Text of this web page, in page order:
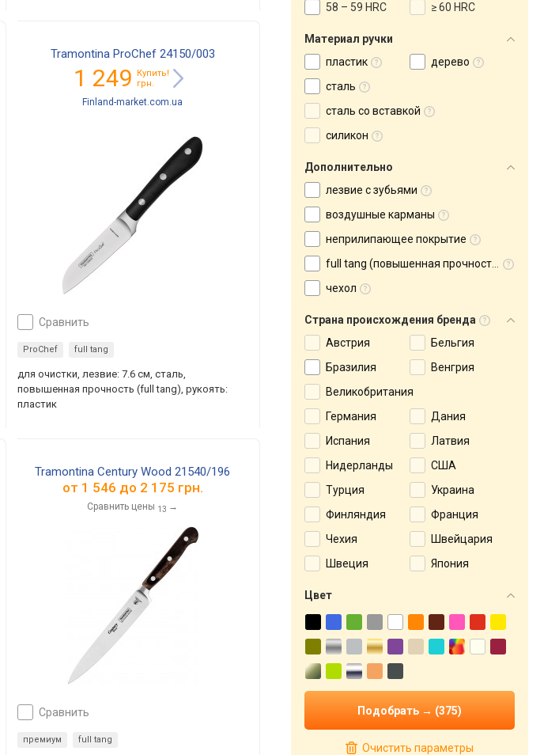
Tramontina ProChef 24150/003
1 249
Купить!
грн.
Finland-market.com.ua
сравнить
ProChef full tang
для очистки, лезвие: 7.6 см, сталь,
повышенная прочность (full tang), рукоять:
пластик
Tramontina Century Wood 21540/196
от 1 546 до 2 175 грн.
Сравнить цены 13 →
сравнить
премиум full tang
58 – 59 HRC
≥ 60 HRC
Материал ручки
пластик
дерево
сталь
сталь со вставкой
силикон
Дополнительно
лезвие с зубьями
воздушные карманы
неприлипающее покрытие
full tang (повышенная прочность)
чехол
Страна происхождения бренда
Австрия
Бельгия
Бразилия
Венгрия
Великобритания
Германия
Дания
Испания
Латвия
Нидерланды
США
Турция
Украина
Финляндия
Франция
Чехия
Швейцария
Швеция
Япония
Цвет
Очистить параметры